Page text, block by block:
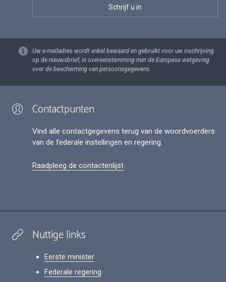
Uw e-mailadres wordt enkel bewaard en gebruikt voor uw inschrijving
op de nieuwsbrief, in overeenstemming met de Europese wetgeving
over de bescherming van persoonsgegevens.
Contactpunten
Vind alle contactgegevens terug van de woordvoerders
van de federale instellingen en regering.
Raadpleeg de contactenlijst
Nuttige links
Eerste minister
Federale regering